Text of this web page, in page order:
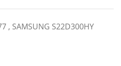
, SAMSUNG S22D300HY